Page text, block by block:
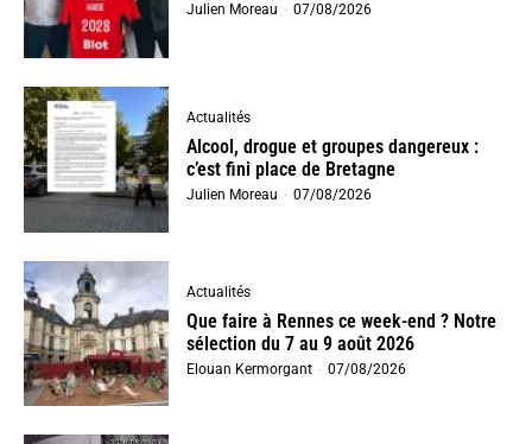
Julien Moreau - 07/08/2026
Actualités
Alcool, drogue et groupes dangereux :
c’est fini place de Bretagne
Julien Moreau - 07/08/2026
Actualités
Que faire à Rennes ce week-end ? Notre
sélection du 7 au 9 août 2026
Elouan Kermorgant - 07/08/2026